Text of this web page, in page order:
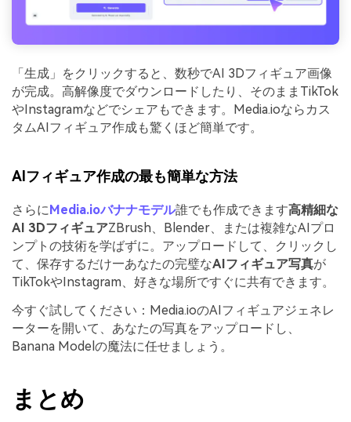
「生成」をクリックすると、数秒でAI 3Dフィギュア画像
が完成。高解像度でダウンロードしたり、そのままTikTok
やInstagramなどでシェアもできます。Media.ioならカス
タムAIフィギュア作成も驚くほど簡単です。
AIフィギュア作成の最も簡単な方法
さらにMedia.ioバナナモデル誰でも作成できます高精細な
AI 3DフィギュアZBrush、Blender、または複雑なAIプロ
ンプトの技術を学ばずに。アップロードして、クリックし
て、保存するだけ—あなたの完璧なAIフィギュア写真が
TikTokやInstagram、好きな場所ですぐに共有できます。
今すぐ試してください：Media.ioのAIフィギュアジェネレ
ーターを開いて、あなたの写真をアップロードし、
Banana Modelの魔法に任せましょう。
まとめ